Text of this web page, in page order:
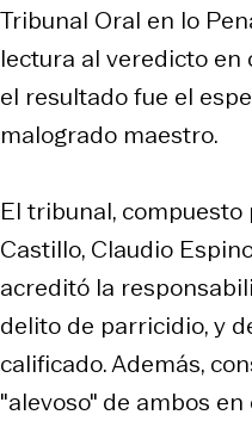
Tribunal Oral en lo
lectura al veredicto en
el resultado fue el
malogrado maestro.
El tribunal,
Castillo, Claudio
acreditó la
delito de parricidio, y
calificado. Además,
"alevoso" de ambos